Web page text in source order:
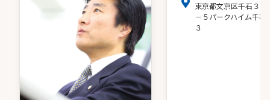
東京都文京区千石３－
－５パークハイム千石
３